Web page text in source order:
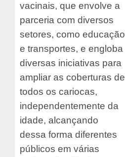
vacinais, que envolve a
parceria com diversos
setores, como educação
e transportes, e engloba
diversas iniciativas para
ampliar as coberturas de
todos os cariocas,
independentemente da
idade, alcançando
dessa forma diferentes
públicos em várias